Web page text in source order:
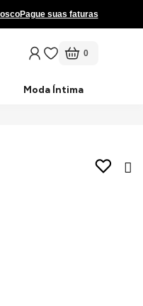
Pague suas faturas
0
Moda Íntima